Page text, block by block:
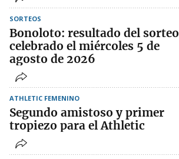
SORTEOS
Bonoloto: resultado del sorteo
celebrado el miércoles 5 de
agosto de 2026
ATHLETIC FEMENINO
Segundo amistoso y primer
tropiezo para el Athletic